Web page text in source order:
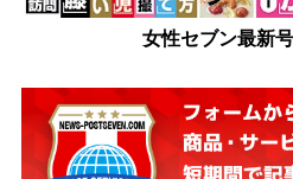
女性セブン最新